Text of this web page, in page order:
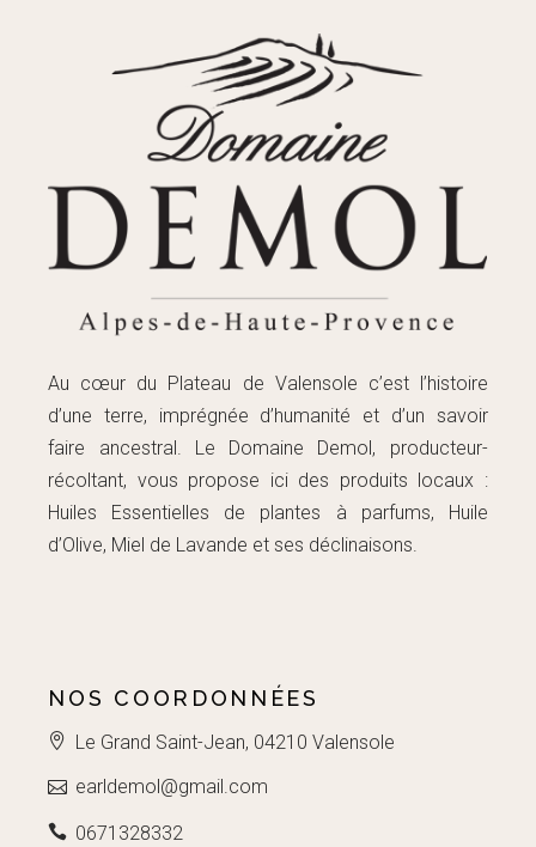
Au cœur du Plateau de Valensole c’est l’histoire
d’une terre, imprégnée d’humanité et d’un savoir
faire ancestral. Le Domaine Demol, producteur-
récoltant, vous propose ici des produits locaux :
Huiles Essentielles de plantes à parfums, Huile
d’Olive, Miel de Lavande et ses déclinaisons.
NOS COORDONNÉES
Le Grand Saint-Jean, 04210 Valensole
earldemol@gmail.com
0671328332